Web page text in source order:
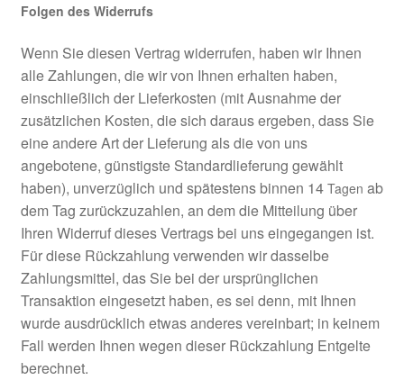
Folgen des Widerrufs
Wenn Sie diesen Vertrag widerrufen, haben wir Ihnen
alle Zahlungen, die wir von Ihnen erhalten haben,
einschließlich der Lieferkosten (mit Ausnahme der
zusätzlichen Kosten, die sich daraus ergeben, dass Sie
eine andere Art der Lieferung als die von uns
angebotene, günstigste Standardlieferung gewählt
haben), unverzüglich und spätestens binnen 14Tagen ab
dem Tag zurückzuzahlen, an dem die Mitteilung über
Ihren Widerruf dieses Vertrags bei uns eingegangen ist.
Für diese Rückzahlung verwenden wir dasselbe
Zahlungsmittel, das Sie bei der ursprünglichen
Transaktion eingesetzt haben, es sei denn, mit Ihnen
wurde ausdrücklich etwas anderes vereinbart; in keinem
Fall werden Ihnen wegen dieser Rückzahlung Entgelte
berechnet.